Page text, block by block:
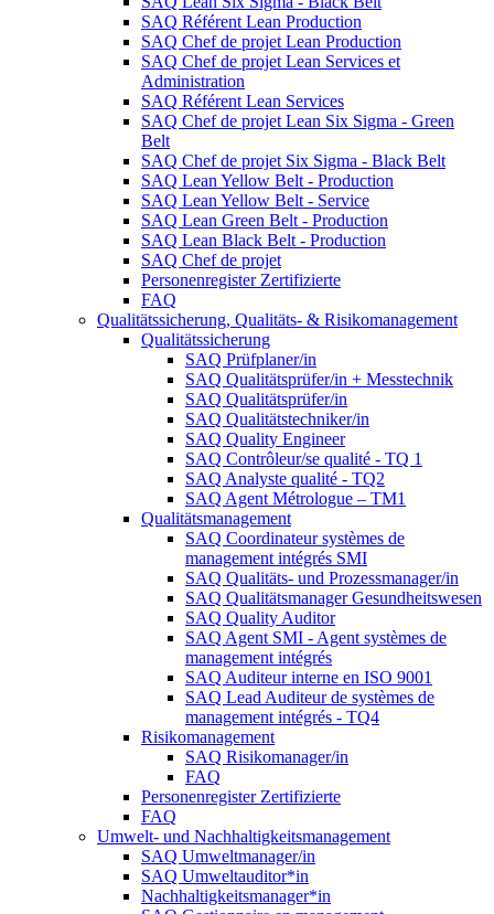
SAQ Référent Lean Production
SAQ Chef de projet Lean Production
SAQ Chef de projet Lean Services et
Administration
SAQ Référent Lean Services
SAQ Chef de projet Lean Six Sigma - Green
Belt
SAQ Chef de projet Six Sigma - Black Belt
SAQ Lean Yellow Belt - Production
SAQ Lean Yellow Belt - Service
SAQ Lean Green Belt - Production
SAQ Lean Black Belt - Production
SAQ Chef de projet
Personenregister Zertifizierte
FAQ
Qualitätssicherung, Qualitäts- & Risikomanagement
Qualitätssicherung
SAQ Prüfplaner/in
SAQ Qualitätsprüfer/in + Messtechnik
SAQ Qualitätsprüfer/in
SAQ Qualitätstechniker/in
SAQ Quality Engineer
SAQ Contrôleur/se qualité - TQ 1
SAQ Analyste qualité - TQ2
SAQ Agent Métrologue – TM1
Qualitätsmanagement
SAQ Coordinateur systèmes de
management intégrés SMI
SAQ Qualitäts- und Prozessmanager/in
SAQ Qualitätsmanager Gesundheitswesen
SAQ Quality Auditor
SAQ Agent SMI - Agent systèmes de
management intégrés
SAQ Auditeur interne en ISO 9001
SAQ Lead Auditeur de systèmes de
management intégrés - TQ4
Risikomanagement
SAQ Risikomanager/in
FAQ
Personenregister Zertifizierte
FAQ
Umwelt- und Nachhaltigkeitsmanagement
SAQ Umweltmanager/in
SAQ Umweltauditor*in
Nachhaltigkeitsmanager*in